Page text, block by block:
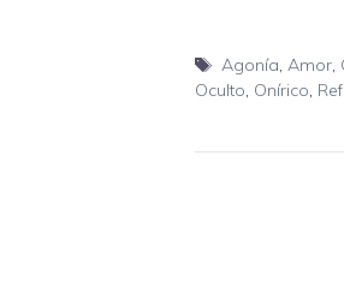
Etiquetas
Agonía, Amor,
Oculto, Onírico,